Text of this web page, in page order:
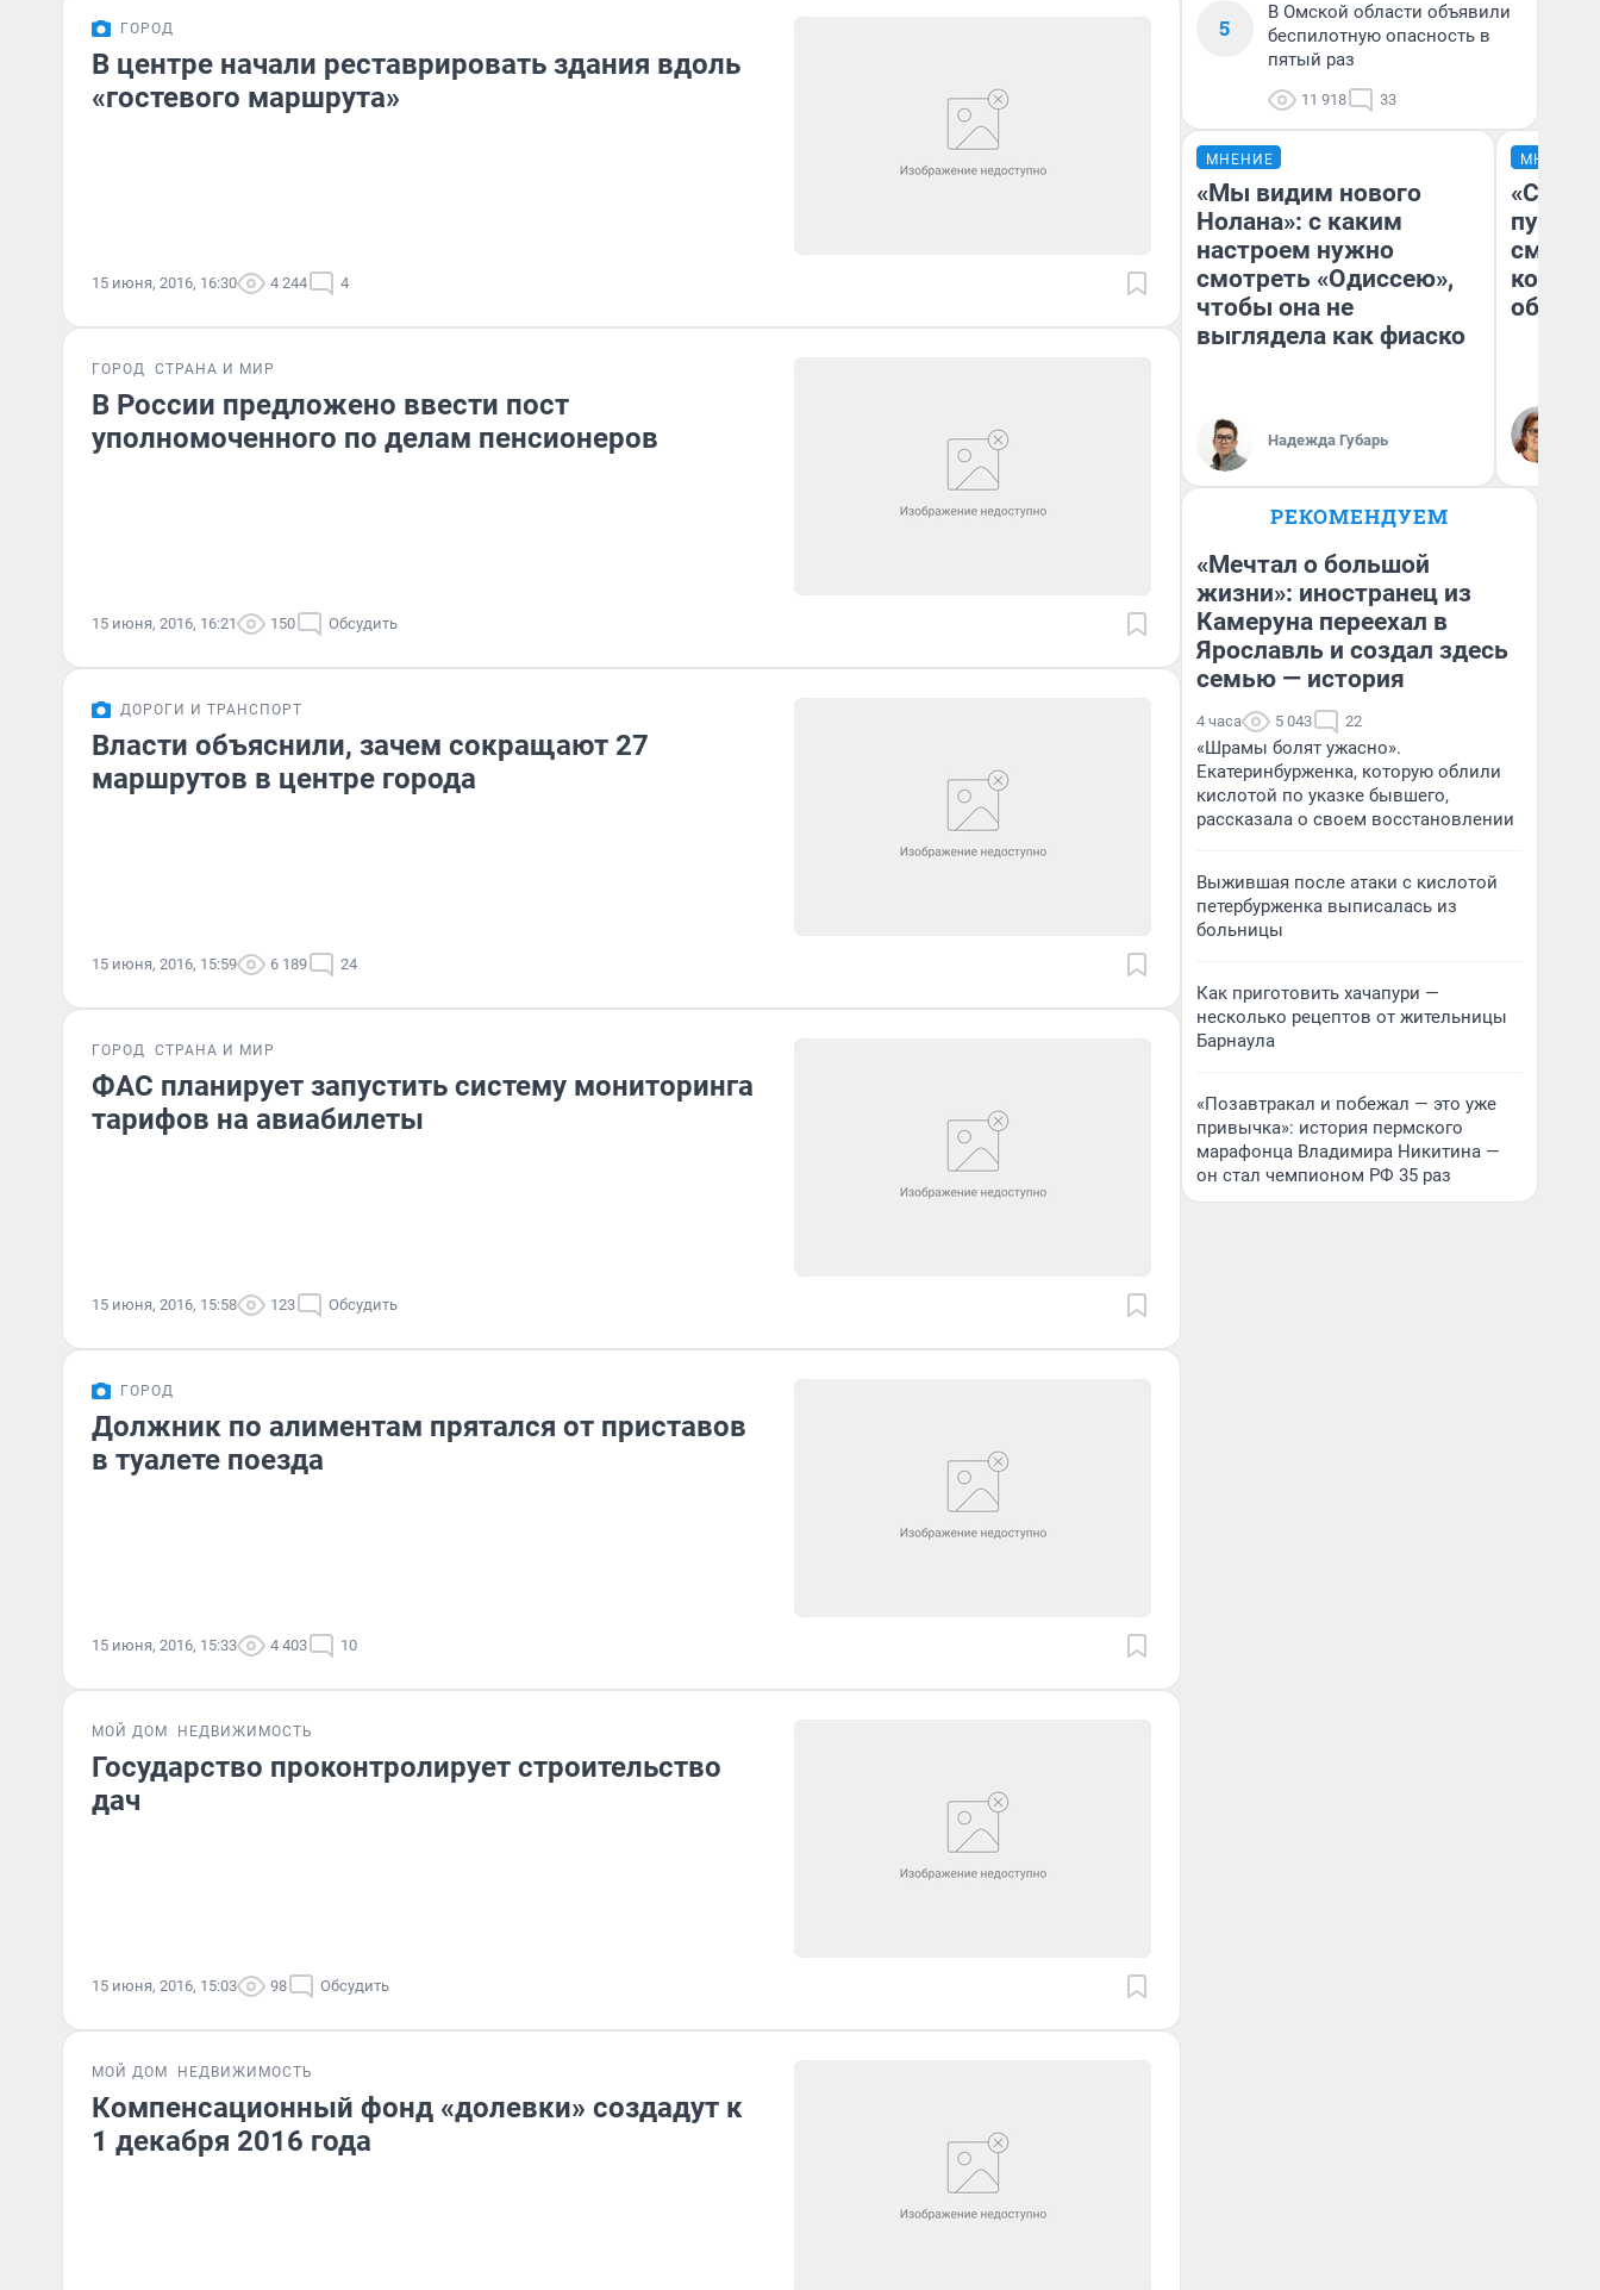
ГОРОД
В центре начали реставрировать здания вдоль
«гостевого маршрута»
15 июня, 2016, 16:30 4 244 4
ГОРОД СТРАНА И МИР
В России предложено ввести пост
уполномоченного по делам пенсионеров
15 июня, 2016, 16:21 150 Обсудить
ДОРОГИ И ТРАНСПОРТ
Власти объяснили, зачем сокращают 27
маршрутов в центре города
15 июня, 2016, 15:59 6 189 24
ГОРОД СТРАНА И МИР
ФАС планирует запустить систему мониторинга
тарифов на авиабилеты
15 июня, 2016, 15:58 123 Обсудить
ГОРОД
Должник по алиментам прятался от приставов
в туалете поезда
15 июня, 2016, 15:33 4 403 10
МОЙ ДОМ НЕДВИЖИМОСТЬ
Государство проконтролирует строительство
дач
15 июня, 2016, 15:03 98 Обсудить
МОЙ ДОМ НЕДВИЖИМОСТЬ
Компенсационный фонд «долевки» создадут к
1 декабря 2016 года
5
В Омской области объявили
беспилотную опасность в
пятый раз
11 918 33
МНЕНИЕ
«Мы видим нового
Нолана»: с каким
настроем нужно
смотреть «Одиссею»,
чтобы она не
выглядела как фиаско
Надежда Губарь
МНЕНИЕ
РЕКОМЕНДУЕМ
«Мечтал о большой
жизни»: иностранец из
Камеруна переехал в
Ярославль и создал здесь
семью — история
4 часа 5 043 22
«Шрамы болят ужасно».
Екатеринбурженка, которую облили
кислотой по указке бывшего,
рассказала о своем восстановлении
Выжившая после атаки с кислотой
петербурженка выписалась из
больницы
Как приготовить хачапури —
несколько рецептов от жительницы
Барнаула
«Позавтракал и побежал — это уже
привычка»: история пермского
марафонца Владимира Никитина —
он стал чемпионом РФ 35 раз